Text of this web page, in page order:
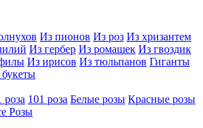
Из пионов Из роз Из хризантем
Из гербер Из ромашек Из гвоздик
Из ирисов Из тюльпанов Гиганты
роза 101 роза Белые розы Красные розы
Розы